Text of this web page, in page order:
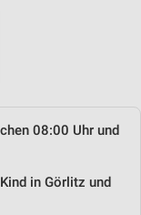
08:00 Uhr und
in Görlitz und